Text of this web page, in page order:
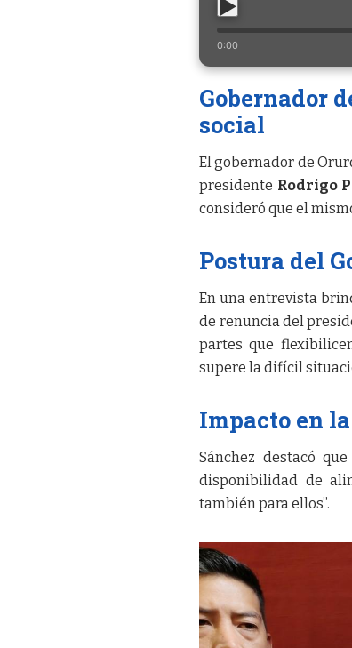
0:00
Gobernador
social
El gobernador de
presidente Rodrigo
consideró que el
Postura del
En una entrevista
de renuncia del
partes que
supere la difícil
Impacto en
Sánchez destacó
disponibilidad de
también para ellos”.